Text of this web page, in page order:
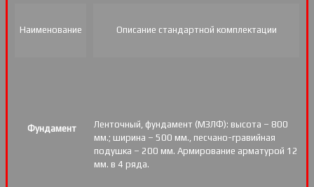
Наименование Описание стандартной комплектации
Фундамент
Ленточный, фундамент (МЗЛФ): высота – 800
мм.; ширина – 500 мм., песчано-гравийная
подушка – 200 мм. Армирование арматурой 12
мм. в 4 ряда.